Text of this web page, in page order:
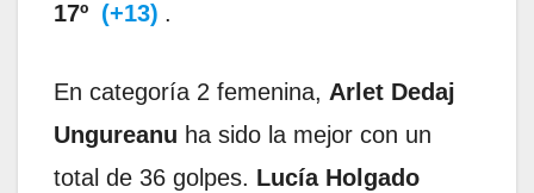
17º (+13) .
En categoría 2 femenina, Arlet Dedaj
Ungureanu ha sido la mejor con un
total de 36 golpes. Lucía Holgado